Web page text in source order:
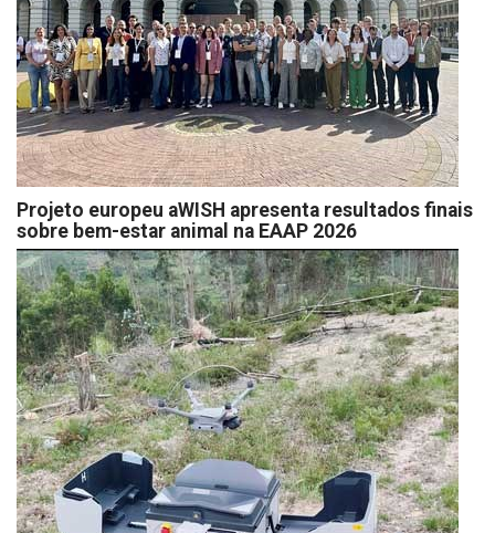
Projeto europeu aWISH apresenta resultados finais
sobre bem-estar animal na EAAP 2026